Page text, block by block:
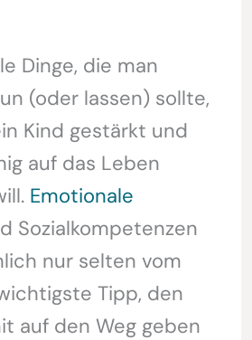
Dinge, die man
(oder lassen) sollte,
Kind gestärkt und
auf das Leben
Emotionale
Sozialkompetenzen
nur selten vom
Tipp, den
auf den Weg geben